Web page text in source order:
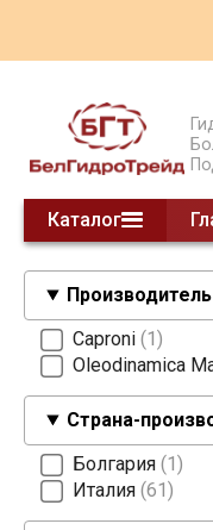
Каталог
Производитель
Caproni 1
Oleodinamica
Страна-
Болгария 1
Италия 61